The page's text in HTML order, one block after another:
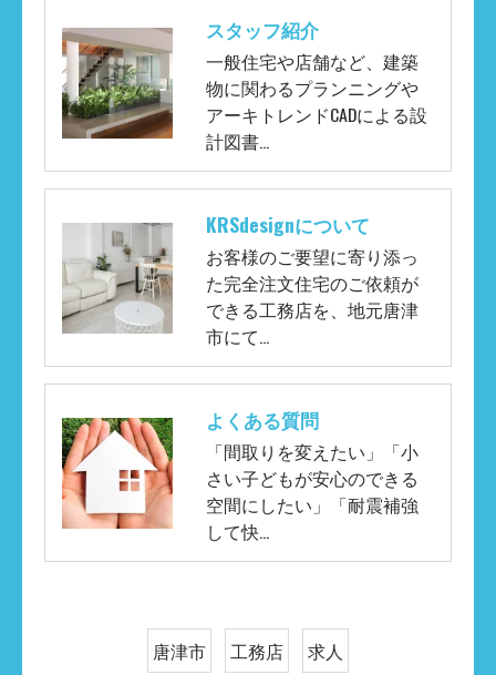
スタッフ紹介
一般住宅や店舗など、建築
物に関わるプランニングや
アーキトレンドCADによる設
計図書…
KRSdesignについて
お客様のご要望に寄り添っ
た完全注文住宅のご依頼が
できる工務店を、地元唐津
市にて…
よくある質問
「間取りを変えたい」「小
さい子どもが安心のできる
空間にしたい」「耐震補強
して快…
唐津市 工務店
求人